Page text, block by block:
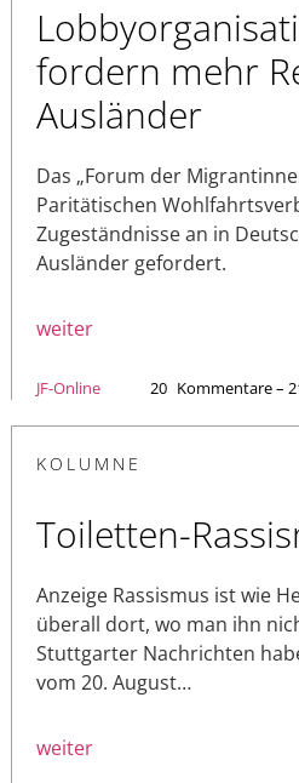
fordern mehr
Ausländer
Das „Forum der
Paritätischen
Zugeständnisse an in
Ausländer gefordert.
weiter
JF-Online 20 Kommentare –
KOLUMNE
Toiletten-
Anzeige Rassismus ist wie
überall dort, wo man ihn
Stuttgarter Nachrichten
vom 20. August…
weiter